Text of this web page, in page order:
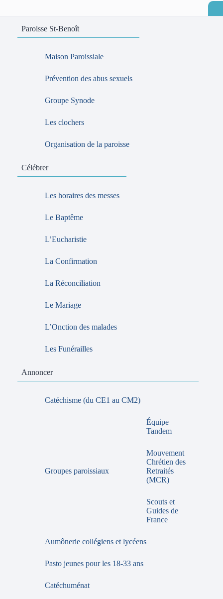
Paroisse St-Benoît
Maison Paroissiale
Prévention des abus sexuels
Groupe Synode
Les clochers
Organisation de la paroisse
Célébrer
Les horaires des messes
Le Baptême
L’Eucharistie
La Confirmation
La Réconciliation
Le Mariage
L’Onction des malades
Les Funérailles
Annoncer
Catéchisme (du CE1 au CM2)
Groupes paroissiaux
Équipe
Tandem
Mouvement
Chrétien des
Retraités
(MCR)
Scouts et
Guides de
France
Aumônerie collégiens et lycéens
Pasto jeunes pour les 18-33 ans
Catéchuménat